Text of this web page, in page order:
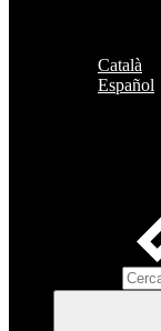
Català
Español